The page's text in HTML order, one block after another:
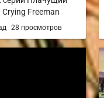
Freeman
28 просмотров